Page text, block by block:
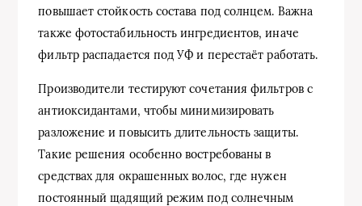
повышает стойкость состава под солнцем. Важна
также фотостабильность ингредиентов, иначе
фильтр распадается под УФ и перестаёт работать.
Производители тестируют сочетания фильтров с
антиоксидантами, чтобы минимизировать
разложение и повысить длительность защиты.
Такие решения особенно востребованы в
средствах для окрашенных волос, где нужен
постоянный щадящий режим под солнечным